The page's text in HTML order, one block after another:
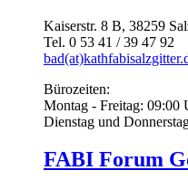
Kaiserstr. 8 B, 38259
Tel. 0 53 41 / 39 47 92
Bürozeiten:
Montag - Freitag: 09:00
Dienstag und
FABI Forum